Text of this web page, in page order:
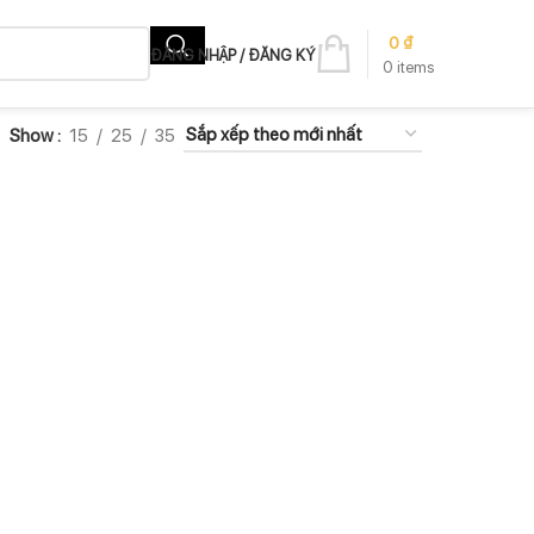
ĐĂNG NHẬP / ĐĂNG KÝ
0 items
0₫
Show 15 25 35